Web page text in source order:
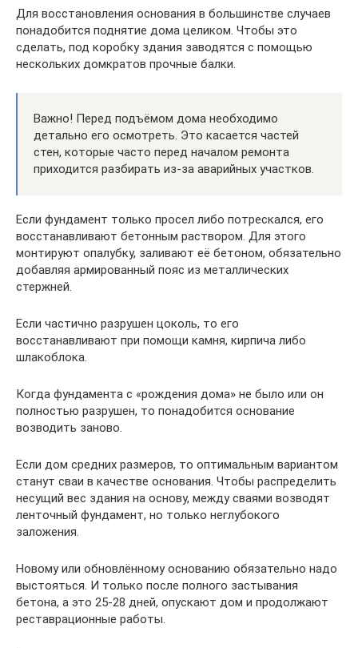
Для восстановления основания в большинстве случаев
понадобится поднятие дома целиком. Чтобы это
сделать, под коробку здания заводятся с помощью
нескольких домкратов прочные балки.
Важно! Перед подъёмом дома необходимо
детально его осмотреть. Это касается частей
стен, которые часто перед началом ремонта
приходится разбирать из-за аварийных участков.
Если фундамент только просел либо потрескался, его
восстанавливают бетонным раствором. Для этого
монтируют опалубку, заливают её бетоном, обязательно
добавляя армированный пояс из металлических
стержней.
Если частично разрушен цоколь, то его
восстанавливают при помощи камня, кирпича либо
шлакоблока.
Когда фундамента с «рождения дома» не было или он
полностью разрушен, то понадобится основание
возводить заново.
Если дом средних размеров, то оптимальным вариантом
станут сваи в качестве основания. Чтобы распределить
несущий вес здания на основу, между сваями возводят
ленточный фундамент, но только неглубокого
заложения.
Новому или обновлённому основанию обязательно надо
выстояться. И только после полного застывания
бетона, а это 25-28 дней, опускают дом и продолжают
реставрационные работы.